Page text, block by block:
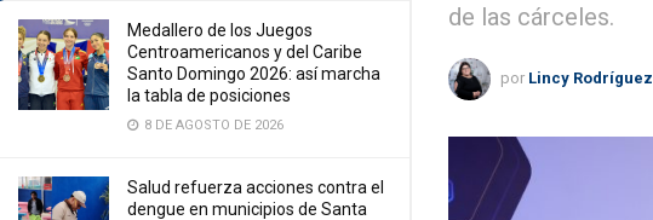
Medallero de los Juegos
Centroamericanos y del Caribe
Santo Domingo 2026: así marcha
la tabla de posiciones
8 DE AGOSTO DE 2026
Salud refuerza acciones contra el
dengue en municipios de Santa
de las cárceles.
por Lincy Rodríguez